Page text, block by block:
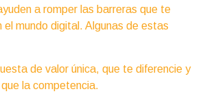
a romper las barreras que te
el mundo digital. Algunas de estas
de valor única, que te diferencie y
la competencia.